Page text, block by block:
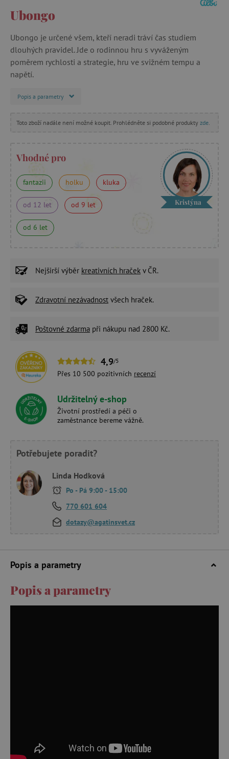
Ubongo
Ubongo je určené všem, kteří neradi tráví čas studiem
dlouhých pravidel. Jde o rodinnou hru s vyváženým
poměrem rychlosti a strategie, hru ve svižném tempu a
napětí.
Popis a parametry
Toto zboží nadále není možné koupit. Prohlédněte si podobné produkty zde
Vhodné pro
fantazii holku kluka
od 12 let od 9 let
od 6 let
Kristýna
Nejširší výběr kreativních hraček v ČR.
Zdravotní nezávadnost všech hraček.
Poštovné zdarma při nákupu nad 2800 Kč.
4,9/5
Přes 10 500 pozitivních recenzí
Udržitelný e-shop
Životní prostředí a péči o
zaměstnance bereme vážně.
Potřebujete poradit?
Linda Hodková
Po - Pá 9:00 - 15:00
770 601 604
dotazy@agatinsvet.cz
Popis a parametry
Popis a parametry